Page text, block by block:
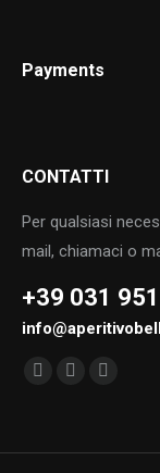
Payments
CONTATTI
Per qualsiasi
mail, chiamaci o
+39 031
Find us on: